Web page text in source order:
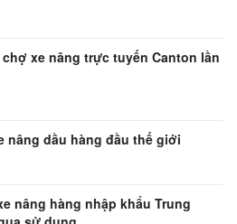
xe nâng trực tuyến Canton lần
nâng dầu hàng đầu thế giới
nâng hàng nhập khẩu Trung